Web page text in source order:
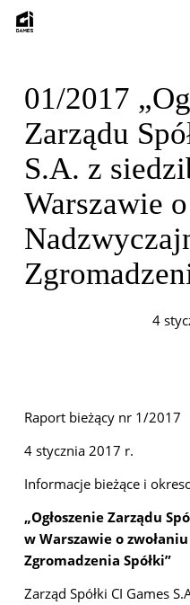
Skip
01/2017
Zarządu
S.A. z
Warszawie
4
Raport bieżący nr 1/2017
4 stycznia 2017 r.
Informacje bieżące i
„Ogłoszenie Zarządu
w Warszawie o
Zgromadzenia Spółki”
Zarząd Spółki CI Games